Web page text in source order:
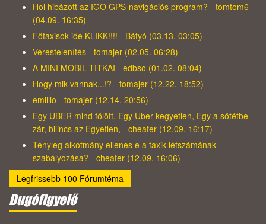
Hol hibázott az IGO GPS-navigációs program? - tomtom6
(04.09. 16:35)
Főtaxisok ide KLIKK!!!! - Bátyó (03.13. 03:05)
Verestelenítés - tomajer (02.05. 06:28)
A MINI MOBIL TITKAI - edbso (01.02. 08:04)
Hogy mik vannak...!? - tomajer (12.22. 18:52)
emillio - tomajer (12.14. 20:56)
Egy UBER mind fölött, Egy Uber kegyetlen, Egy a sötétbe
zár, bilincs az Egyetlen, - cheater (12.09. 16:17)
Tényleg alkotmány ellenes e a taxik létszámának
szabályozása? - cheater (12.09. 16:06)
Legfrissebb 100 Fórumtéma
Dugófigyelő